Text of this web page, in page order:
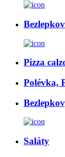
Pizza
Polévka,
Saláty